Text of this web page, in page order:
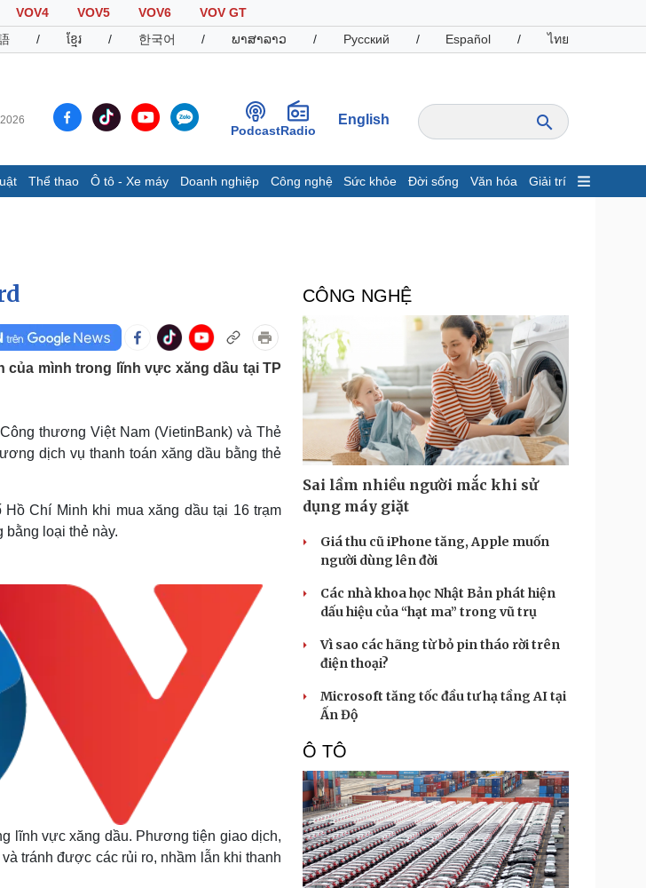
VOV4 VOV5 VOV6
VOV GT
/ ខ្មែរ / 한국어 / ພາສາລາວ / Русский / Español / ไทย
PodcastRadio
English
Thể thao Ô tô - Xe máy Doanh nghiệp Công nghệ Sức khỏe Đời sống Văn hóa Giải trí
Giá cà phê
Ô tô - Xe máy
Tư vấn
Doanh nghiệp
Thông tin doanh nghiệp
Doanh nghiệp 24h
Doanh nhân
Vì cộng đồng
Công nghệ
Sành điệu
Tin Công nghệ
Trải nghiệm
Chuyển đổi số
Nghệ sĩ
Thời trang
Tư vấn
Podcast
Đọc truyện đêm khuya
Cửa sổ tình yêu
Hạt giống tâm hồn
của mình trong lĩnh vực xăng dầu tại TP
thương Việt Nam (VietinBank) và Thẻ
dịch vụ thanh toán xăng dầu bằng thẻ
Chí Minh khi mua xăng dầu tại 16 trạm
bằng loại thẻ này.
lĩnh vực xăng dầu. Phương tiện giao dịch,
tránh được các rủi ro, nhầm lẫn khi thanh
CÔNG NGHỆ
Sai lầm nhiều người mắc khi sử
dụng máy giặt
Giá thu cũ iPhone tăng, Apple muốn
người dùng lên đời
Các nhà khoa học Nhật Bản phát hiện
dấu hiệu của “hạt ma” trong vũ trụ
Vì sao các hãng từ bỏ pin tháo rời trên
điện thoại?
Microsoft tăng tốc đầu tư hạ tầng AI tại
Ấn Độ
Ô TÔ